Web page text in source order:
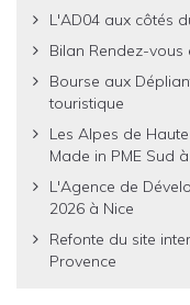
L'AD04 aux côtés
Bilan Rendez-vous
Bourse aux
touristique
Les Alpes de
Made in PME Sud
L'Agence de
2026 à Nice
Refonte du site
Provence